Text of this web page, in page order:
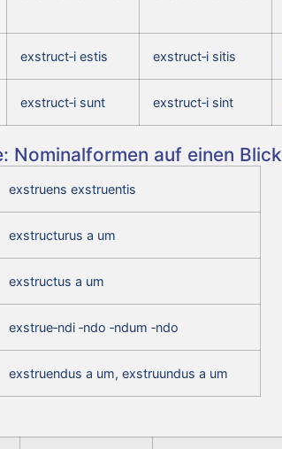
exstruct‑i estis exstruct‑i sitis
exstruct‑i sunt exstruct‑i sint
Nominalformen auf einen Blick
exstruens exstruentis
exstructurus a um
exstructus a um
exstrue‑ndi ‑ndo ‑ndum ‑ndo
exstruendus a um, exstruundus a um